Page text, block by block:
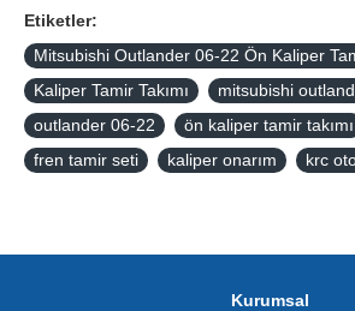
Etiketler:
Mitsubishi Outlander 06-22 Ön Kaliper
Kaliper Tamir Takımı
mitsubishi
outlander 06-22
ön kaliper tamir takımı
fren tamir seti
kaliper onarım krc
Kurumsal